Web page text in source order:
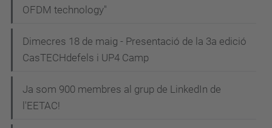
OFDM technology"
Dimecres 18 de maig - Presentació de la 3a edició
CasTECHdefels i UP4 Camp
Ja som 900 membres al grup de LinkedIn de
l'EETAC!